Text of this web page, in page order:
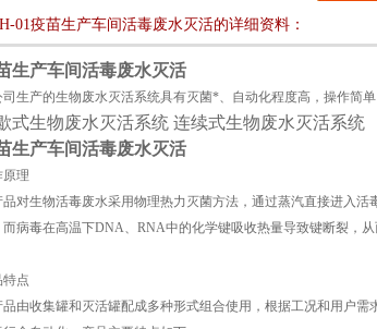
01疫苗生产车间活毒废水灭活的详细资料：
生产车间活毒废水灭活
司生产的生物废水灭活系统具有灭菌*、自动化程度高，操作简单
式生物废水灭活系统 连续式生物废水灭活系统
生产车间活毒废水灭活
原理
品对生物活毒废水采用物理热力灭菌方法，通过蒸汽直接进入
而病毒在高温下DNA、RNA中的化学键吸收热量导致键断裂，从
特点
品由收集罐和灭活罐配成多种形式组合使用，根据工况和用户